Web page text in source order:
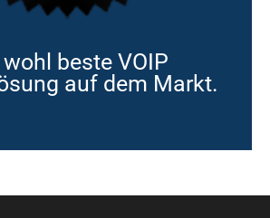
wohl beste VOIP
auf dem Markt.